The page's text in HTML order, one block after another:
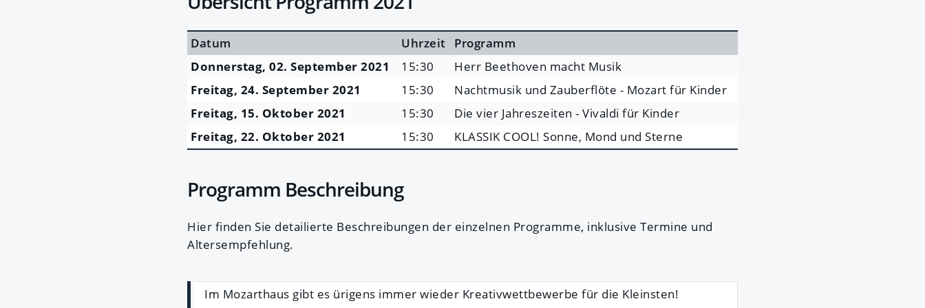
Datum Uhrzeit
Programm
Donnerstag, 02. September 2021
15:30
Herr Beethoven macht Musik
Freitag, 24. September 2021
15:30
Nachtmusik und Zauberflöte - Mozart für Kinder
Freitag, 15. Oktober 2021
15:30
Die vier Jahreszeiten - Vivaldi für Kinder
Freitag, 22. Oktober 2021
15:30 KLASSIK COOL! Sonne, Mond und Sterne
Programm Beschreibung
Hier finden Sie detailierte Beschreibungen der einzelnen Programme, inklusive Termine und
Altersempfehlung.
Im Mozarthaus gibt es ürigens immer wieder Kreativwettbewerbe für die Kleinsten!